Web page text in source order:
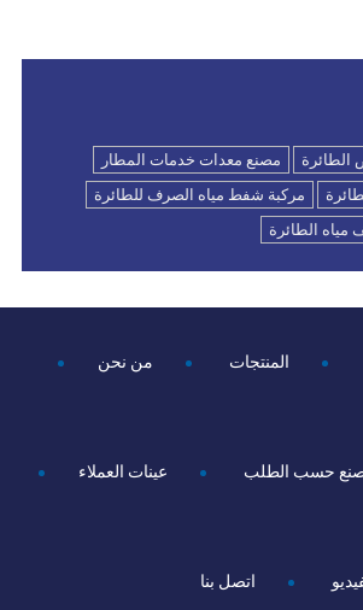
الطائرة مصنع معدات خدمات المطار
مركبة شفط مياه الصرف للطائرة
مياه الطائرة
المنتجات من نحن
حسب الطلب عينات العملاء
اتصل بنا